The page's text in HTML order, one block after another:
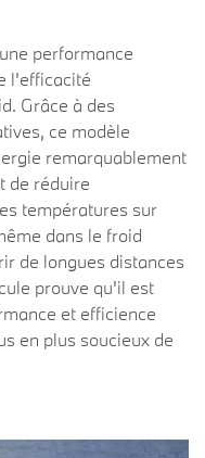
performance
l'efficacité
Grâce à des
ce modèle
remarquablement
de réduire
températures sur
dans le froid
de longues distances
prouve qu'il est
et efficience
en plus soucieux de